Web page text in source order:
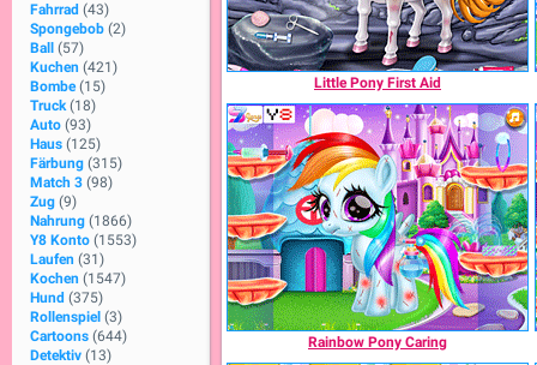
Fahrrad (43)
Spongebob (2)
Ball
(57)
Kuchen (421)
Bombe (15)
Truck (18)
Auto (93)
Haus (125)
Färbung (315)
Match 3 (98)
Zug (9)
Nahrung (1866)
Y8 Konto (1553)
Laufen (31)
Kochen (1547)
Hund (375)
Rollenspiel (3)
Cartoons (644)
Detektiv (13)
Little Pony First Aid
Rainbow Pony Caring